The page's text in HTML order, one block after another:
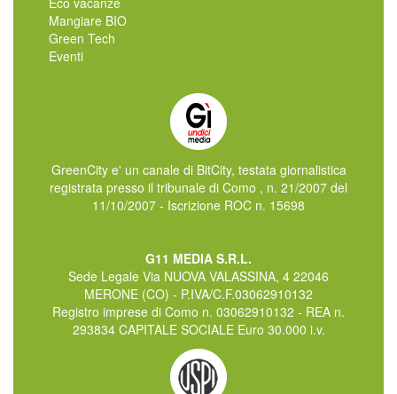
Mangiare BIO
Green Tech
Eventi
GreenCity e' un canale di BitCity, testata giornalistica
registrata presso il tribunale di Como , n. 21/2007 del
11/10/2007 - Iscrizione ROC n. 15698
G11 MEDIA S.R.L.
Sede Legale Via NUOVA VALASSINA, 4 22046
MERONE (CO) - P.IVA/C.F.03062910132
Registro imprese di Como n. 03062910132 - REA n.
293834 CAPITALE SOCIALE Euro 30.000 i.v.